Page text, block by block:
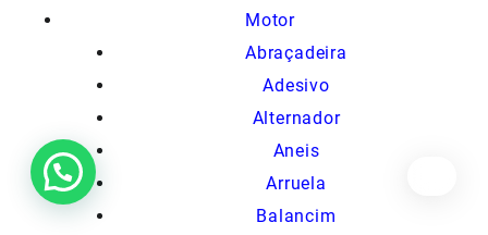
Motor
Abraçadeira
Adesivo
Alternador
Aneis
Arruela
Balancim